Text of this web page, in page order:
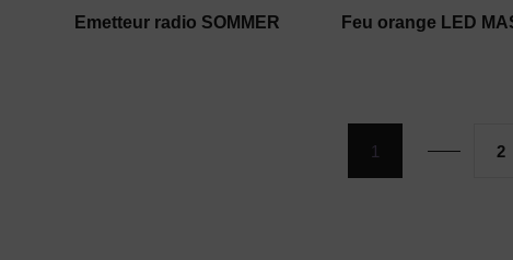
Emetteur radio SOMMER Feu orange LED
1 2